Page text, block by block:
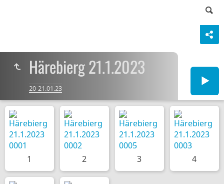
Härebierg 21.1.2023
20-21.01.23
1 2 3 4